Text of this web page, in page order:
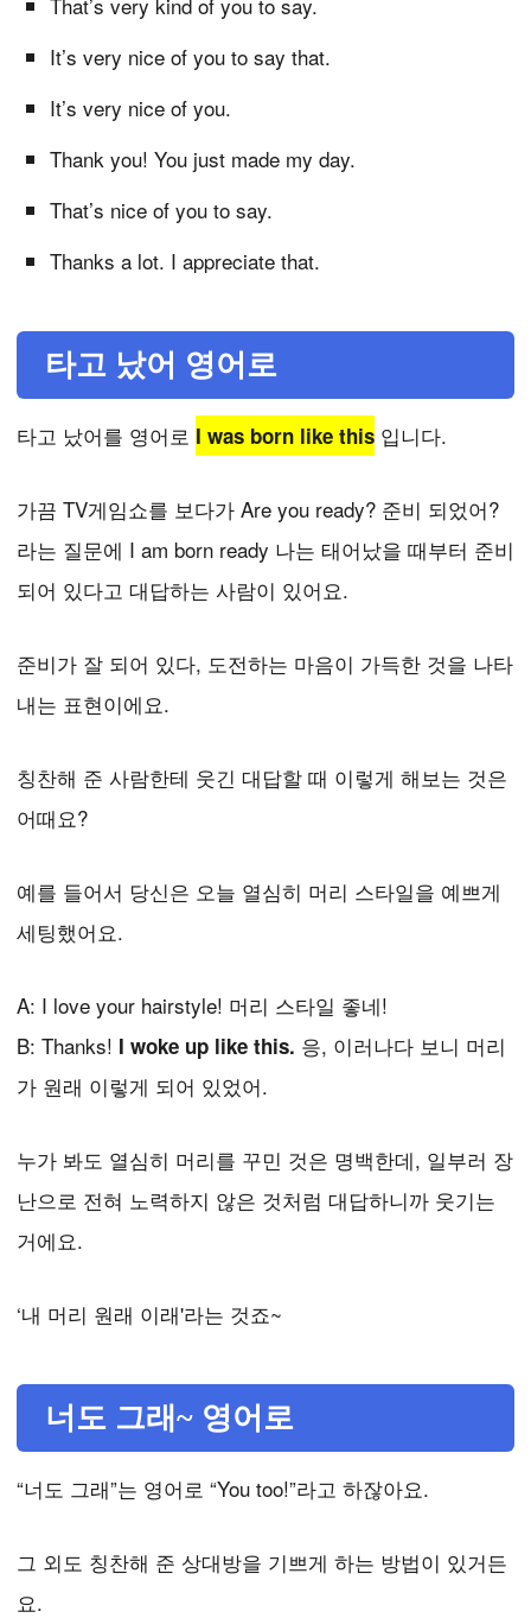
It’s very nice of you to say that.
It’s very nice of you.
Thank you! You just made my day.
That’s nice of you to say.
Thanks a lot. I appreciate that.
타고 났어 영어로
타고 났어를 영어로 I was born like this 입니다.
가끔 TV게임쇼를 보다가 Are you ready? 준비 되었어?
라는 질문에 I am born ready 나는 태어났을 때부터 준비
되어 있다고 대답하는 사람이 있어요.
준비가 잘 되어 있다, 도전하는 마음이 가득한 것을 나타
내는 표현이에요.
칭찬해 준 사람한테 웃긴 대답할 때 이렇게 해보는 것은
어때요?
예를 들어서 당신은 오늘 열심히 머리 스타일을 예쁘게
세팅했어요.
A: I love your hairstyle! 머리 스타일 좋네!
B: Thanks! I woke up like this. 응, 이러나다 보니 머리
가 원래 이렇게 되어 있었어.
누가 봐도 열심히 머리를 꾸민 것은 명백한데, 일부러 장
난으로 전혀 노력하지 않은 것처럼 대답하니까 웃기는
거에요.
‘내 머리 원래 이래'라는 것죠~
너도 그래~ 영어로
“너도 그래”는 영어로 “You too!”라고 하잖아요.
그 외도 칭찬해 준 상대방을 기쁘게 하는 방법이 있거든
요.